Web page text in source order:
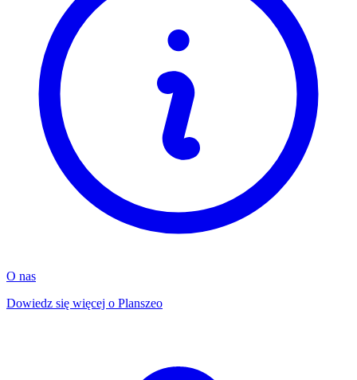
O nas
Dowiedz się więcej o Planszeo